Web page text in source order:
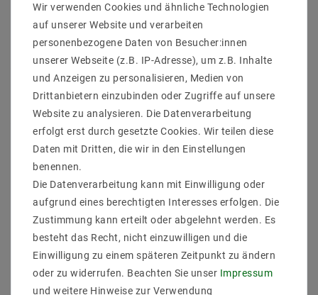
Sicher
einkaufen
Schnelle
Lieferung
Kostenlose
Beschreibung
Weitere Details
Informationen zur Produktsicherheit
Lieferumfang: 1 stück
Wir verwenden Cookies und ähnliche Technologien
auf unserer Website und verarbeiten
personenbezogene Daten von Besucher:innen
unserer Webseite (z.B. IP-Adresse), um z.B. Inhalte
und Anzeigen zu personalisieren, Medien von
Drittanbietern einzubinden oder Zugriffe auf unsere
Website zu analysieren. Die Datenverarbeitung
erfolgt erst durch gesetzte Cookies. Wir teilen diese
Daten mit Dritten, die wir in den Einstellungen
benennen.
Die Datenverarbeitung kann mit Einwilligung oder
aufgrund eines berechtigten Interesses erfolgen. Die
Zustimmung kann erteilt oder abgelehnt werden. Es
besteht das Recht, nicht einzuwilligen und die
Einwilligung zu einem späteren Zeitpunkt zu ändern
oder zu widerrufen. Beachten Sie unser Impressum
und weitere Hinweise zur Verwendung